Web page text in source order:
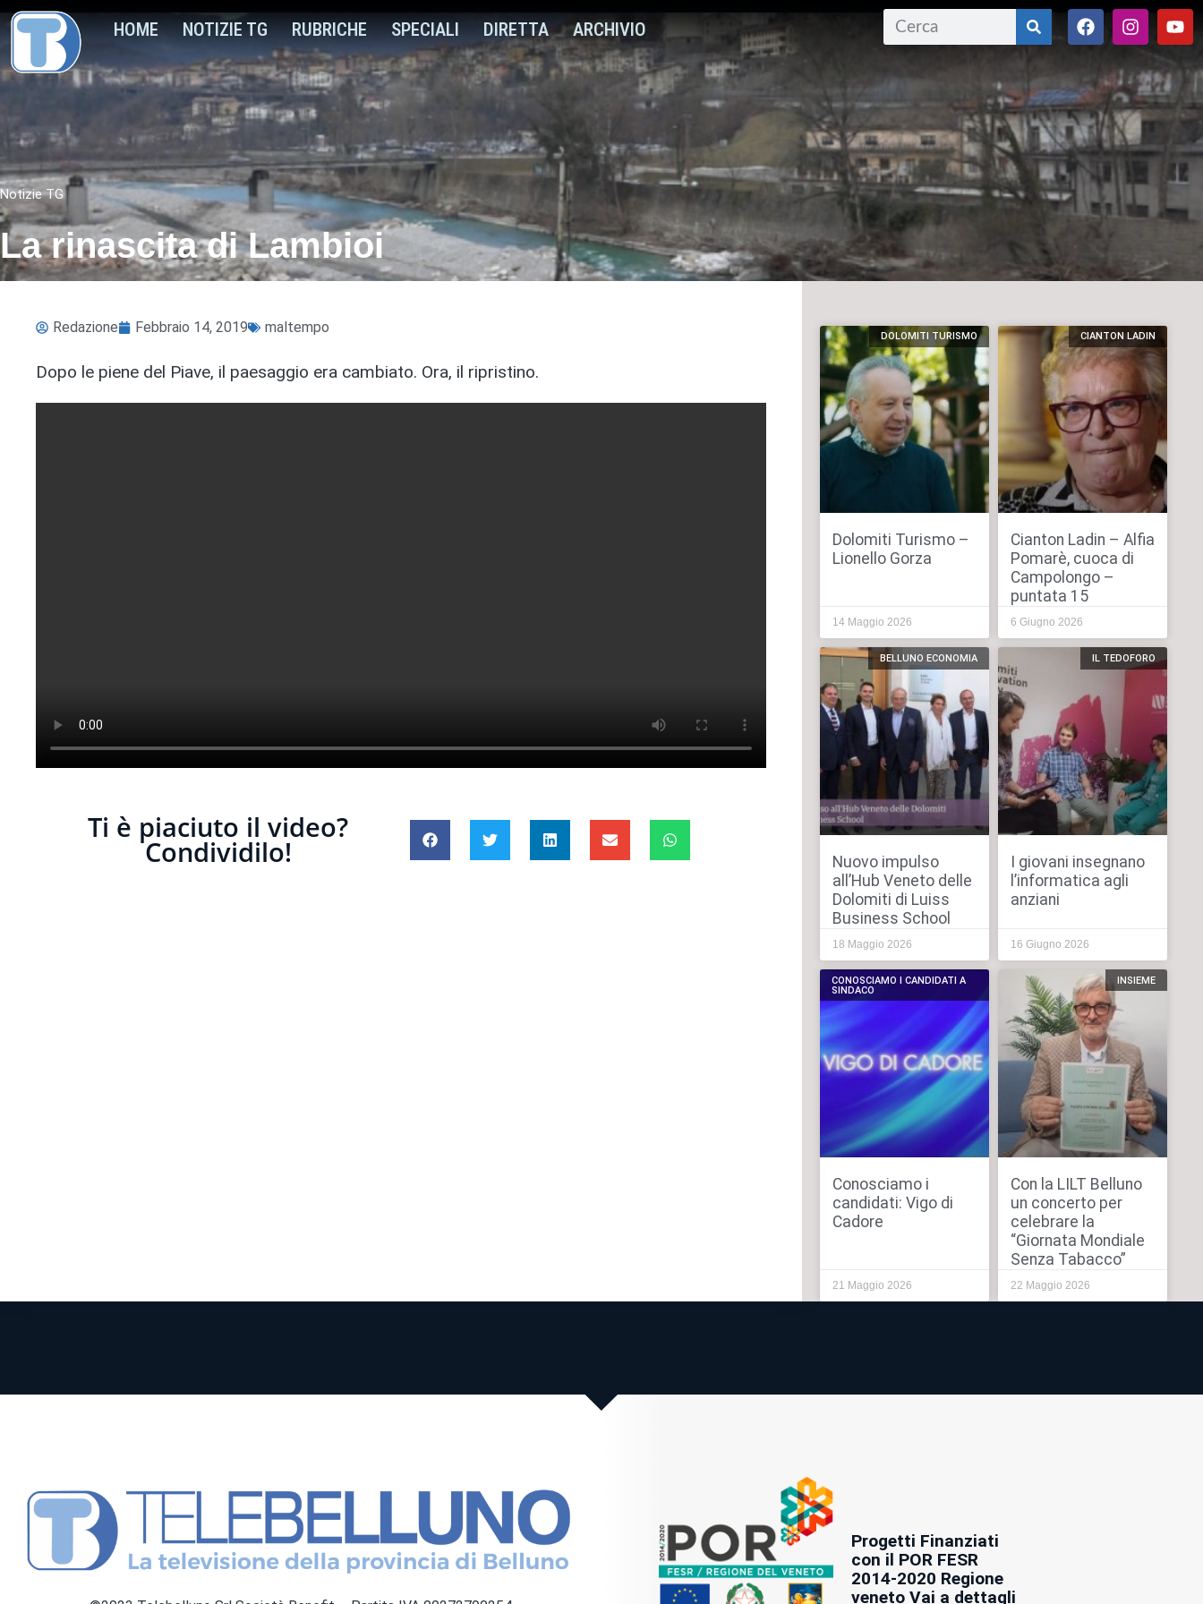
HOME NOTIZIE TG RUBRICHE SPECIALI DIRETTA ARCHIVIO
Notizie TG
La rinascita di Lambioi
Redazione Febbraio 14, 2019 maltempo
Dopo le piene del Piave, il paesaggio era cambiato. Ora, il ripristino.
Ti è piaciuto il video?
Condividilo!
DOLOMITI TURISMO
Dolomiti Turismo –
Lionello Gorza
14 Maggio 2026
CIANTON LADIN
Cianton Ladin – Alfia
Pomarè, cuoca di
Campolongo –
puntata 15
6 Giugno 2026
BELLUNO ECONOMIA
Nuovo impulso
all’Hub Veneto delle
Dolomiti di Luiss
Business School
18 Maggio 2026
IL TEDOFORO
I giovani insegnano
l’informatica agli
anziani
16 Giugno 2026
CONOSCIAMO I CANDIDATI A
SINDACO
Conosciamo i
candidati: Vigo di
Cadore
21 Maggio 2026
INSIEME
Con la LILT Belluno
un concerto per
celebrare la
“Giornata Mondiale
Senza Tabacco”
22 Maggio 2026
Progetti Finanziati
con il POR FESR
2014-2020 Regione
veneto Vai a dettagli